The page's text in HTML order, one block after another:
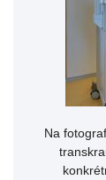
Na